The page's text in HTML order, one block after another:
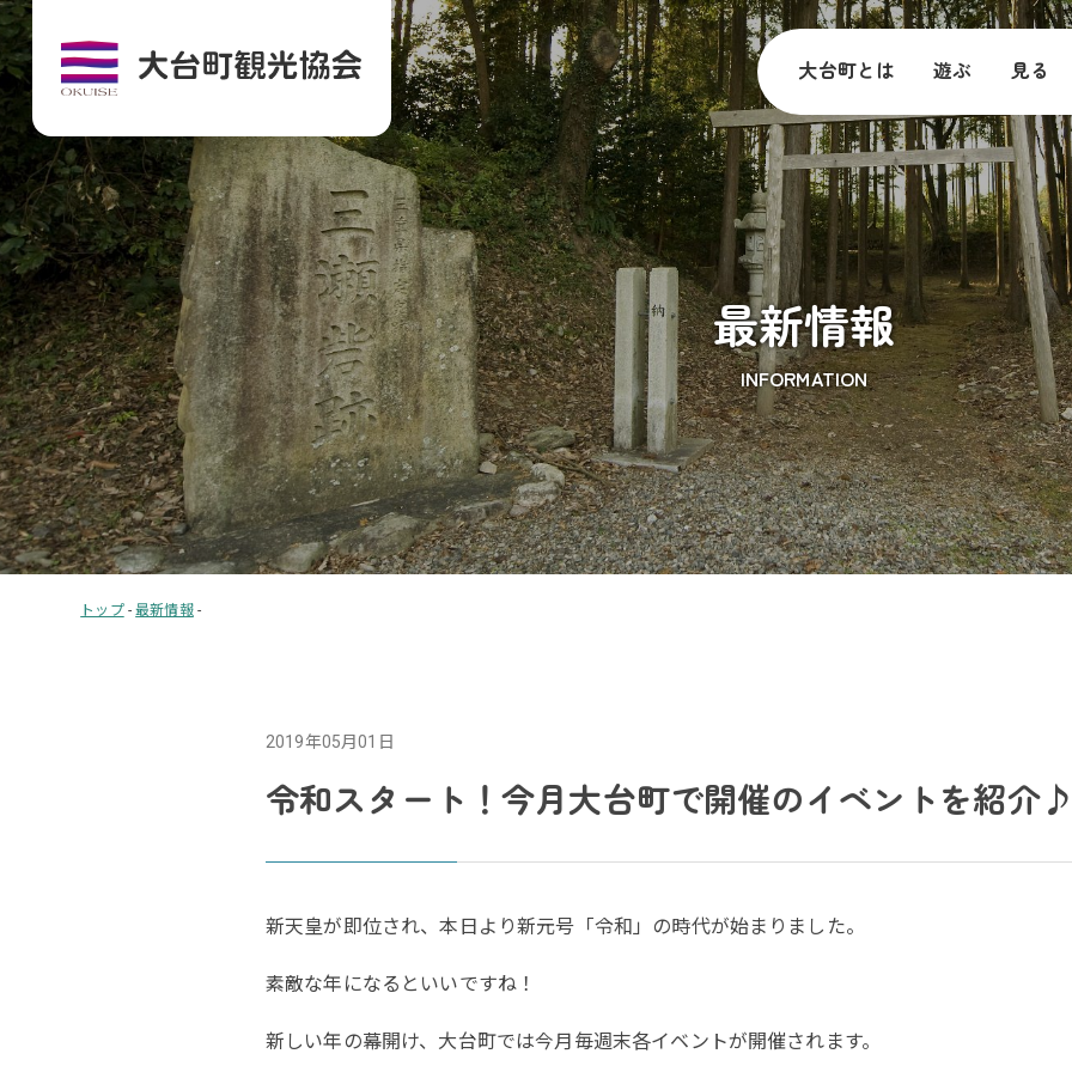
大台町とは 遊ぶ 見る
最新情報
INFORMATION
トップ-最新情報-
2019年05月01日
令和スタート！今月大台町で開催のイベントを紹介
新天皇が即位され、本日より新元号「令和」の時代が始まりました。
素敵な年になるといいですね！
新しい年の幕開け、大台町では今月毎週末各イベントが開催されます。